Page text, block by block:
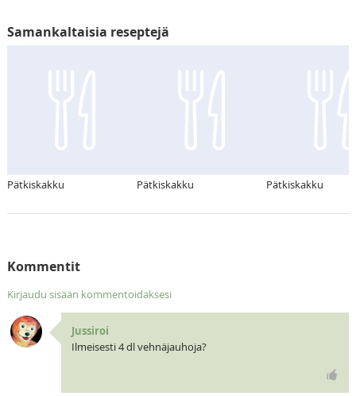
Samankaltaisia reseptejä
Pätkiskakku Pätkiskakku Pätkiskakku
Kommentit
Kirjaudu sisään kommentoidaksesi
Jussiroi
Ilmeisesti 4 dl vehnäjauhoja?